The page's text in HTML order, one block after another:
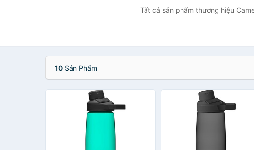
Tất cả sản phẩm thương hiệu
10 Sản Phẩm